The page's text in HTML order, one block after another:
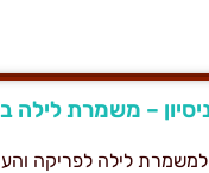
– משמרת לילה
לילה לפריקה